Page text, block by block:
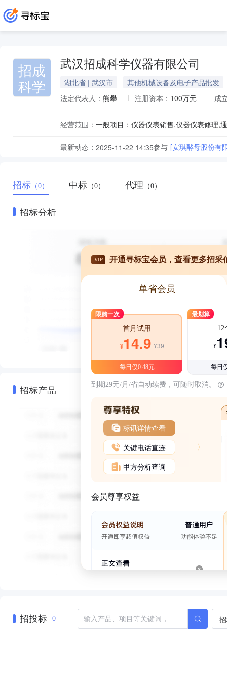
招成
科学
武汉招成科学仪器有限公司
湖北省 | 武汉市
其他机械设备及电子产品批发
法定代表人： 熊攀 注册资本： 100万元 成
经营范围：
最新动态： 2025-11-22 14:35参与 [安琪酵母股份有
招标 （0） 中标 （0） 代理 （0）
招标分析
招标产品
VIP 开通寻标宝会员，查看更多招采
单省会员
限购一次
首月试用
¥14.9 ¥39
每日仅0.48元
最划算
12
¥
每日
到期29元/月/省自动续费，可随时取消。
标讯详情查看
关键电话直连
甲方分析查询
会员尊享权益
招投标 0